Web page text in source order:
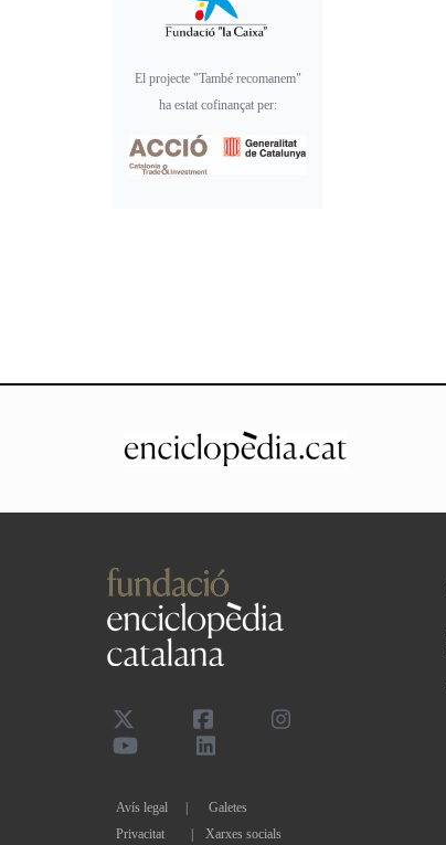
El projecte "També recomanem"
ha estat cofinançat per:
Avís legal
Galetes
Privacitat
| Xarxes socials